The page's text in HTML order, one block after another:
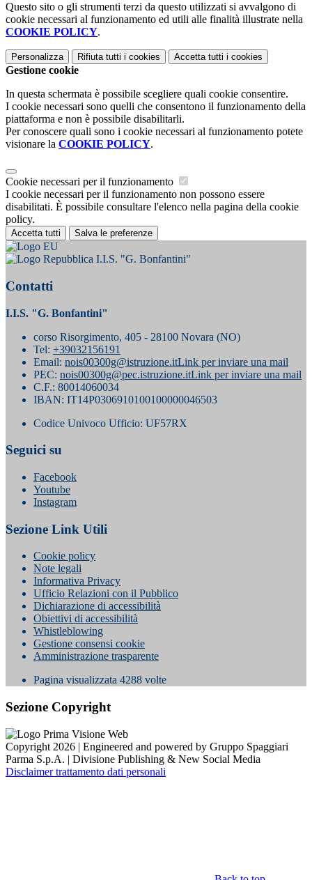
Questo sito o gli strumenti terzi da questo utilizzati si avvalgono di
cookie necessari al funzionamento ed utili alle finalità illustrate nella
COOKIE POLICY.
Personalizza Rifiuta tutti i cookies Accetta tutti i cookies
Gestione cookie
In questa schermata è possibile scegliere quali cookie consentire.
I cookie necessari sono quelli che consentono il funzionamento della
piattaforma e non è possibile disabilitarli.
Per conoscere quali sono i cookie necessari al funzionamento potete
visionare la COOKIE POLICY.
Cookie necessari per il funzionamento
I cookie necessari per il funzionamento non possono essere
disabilitati. È possibile consultare l'elenco nella pagina della cookie
policy.
Accetta tutti Salva le preferenze
I.I.S. "G. Bonfantini"
Contatti
I.I.S. "G. Bonfantini"
corso Risorgimento, 405 - 28100 Novara (NO)
Tel: +39032156191
Email: nois00300g@istruzione.itLink per inviare una mail
PEC: nois00300g@pec.istruzione.itLink per inviare una mail
C.F.: 80014060034
IBAN: IT14P0306910100100000046503
Codice Univoco Ufficio: UF57RX
Seguici su
Facebook
Youtube
Instagram
Sezione Link Utili
Cookie policy
Note legali
Informativa Privacy
Ufficio Relazioni con il Pubblico
Dichiarazione di accessibilità
Obiettivi di accessibilità
Whistleblowing
Gestione consensi cookie
Amministrazione trasparente
Pagina visualizzata 4288 volte
Sezione Copyright
Copyright 2026 | Engineered and powered by Gruppo Spaggiari
Parma S.p.A. | Divisione Publishing & New Social Media
Disclaimer trattamento dati personali